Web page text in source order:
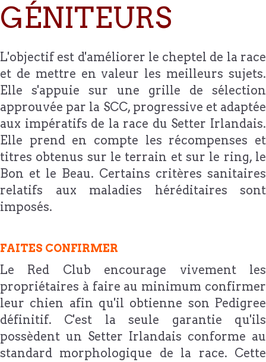
GÉNITEURS
L'objectif est d'améliorer le cheptel de la race
et de mettre en valeur les meilleurs sujets.
Elle s'appuie sur une grille de sélection
approuvée par la SCC, progressive et adaptée
aux impératifs de la race du Setter Irlandais.
Elle prend en compte les récompenses et
titres obtenus sur le terrain et sur le ring, le
Bon et le Beau. Certains critères sanitaires
relatifs aux maladies héréditaires sont
imposés.
FAITES CONFIRMER
Le Red Club encourage vivement les
propriétaires à faire au minimum confirmer
leur chien afin qu'il obtienne son Pedigree
définitif. C'est la seule garantie qu'ils
possèdent un Setter Irlandais conforme au
standard morphologique de la race. Cette